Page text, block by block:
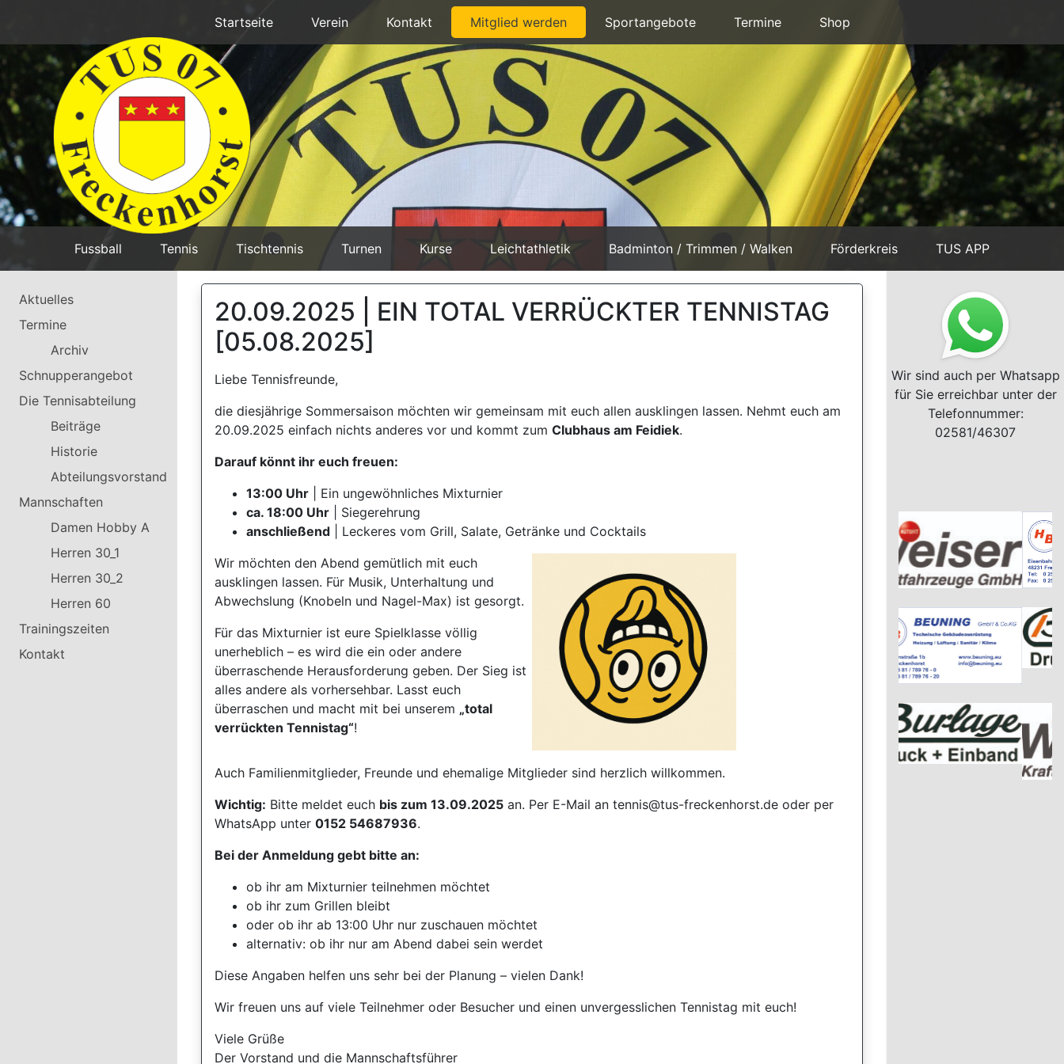
Startseite Verein Kontakt Mitglied werden Sportangebote Termine Shop
Fussball Tennis Tischtennis Turnen Kurse Leichtathletik Badminton / Trimmen / Walken Förderkreis TUS APP
Aktuelles
Termine
Archiv
Schnupperangebot
Die Tennisabteilung
Beiträge
Historie
Abteilungsvorstand
Mannschaften
Damen Hobby A
Herren 30_1
Herren 30_2
Herren 60
Trainingszeiten
Kontakt
20.09.2025 | EIN TOTAL VERRÜCKTER TENNISTAG
[05.08.2025]
Liebe Tennisfreunde,
die diesjährige Sommersaison möchten wir gemeinsam mit euch allen ausklingen lassen. Nehmt euch am
20.09.2025 einfach nichts anderes vor und kommt zum Clubhaus am Feidiek.
Darauf könnt ihr euch freuen:
13:00 Uhr | Ein ungewöhnliches Mixturnier
ca. 18:00 Uhr | Siegerehrung
anschließend | Leckeres vom Grill, Salate, Getränke und Cocktails
Wir möchten den Abend gemütlich mit euch
ausklingen lassen. Für Musik, Unterhaltung und
Abwechslung (Knobeln und Nagel-Max) ist gesorgt.
Für das Mixturnier ist eure Spielklasse völlig
unerheblich – es wird die ein oder andere
überraschende Herausforderung geben. Der Sieg ist
alles andere als vorhersehbar. Lasst euch
überraschen und macht mit bei unserem „total
verrückten Tennistag“!
Auch Familienmitglieder, Freunde und ehemalige Mitglieder sind herzlich willkommen.
Wichtig: Bitte meldet euch bis zum 13.09.2025 an. Per E-Mail an tennis@tus-freckenhorst.de oder per
WhatsApp unter 0152 54687936.
Bei der Anmeldung gebt bitte an:
ob ihr am Mixturnier teilnehmen möchtet
ob ihr zum Grillen bleibt
oder ob ihr ab 13:00 Uhr nur zuschauen möchtet
alternativ: ob ihr nur am Abend dabei sein werdet
Diese Angaben helfen uns sehr bei der Planung – vielen Dank!
Wir freuen uns auf viele Teilnehmer oder Besucher und einen unvergesslichen Tennistag mit euch!
Viele Grüße
Der Vorstand und die Mannschaftsführer
Wir sind auch per Whatsapp
für Sie erreichbar unter der
Telefonnummer:
02581/46307